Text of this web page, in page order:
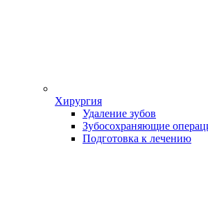
Хирургия
Удаление зубов
Зубосохраняющие
Подготовка к лечению